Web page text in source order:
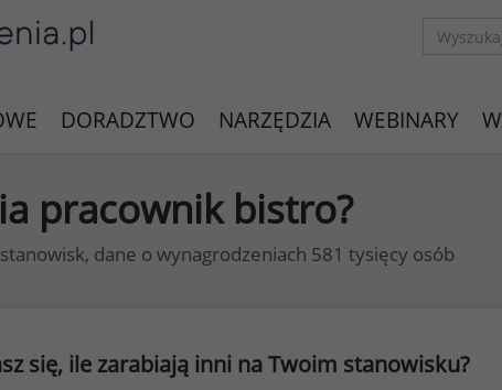
DORADZTWO NARZĘDZIA WEBINARY
pracownik bistro?
dane o wynagrodzeniach 581 tysięcy osób
się, ile zarabiają inni na Twoim stanowisku?